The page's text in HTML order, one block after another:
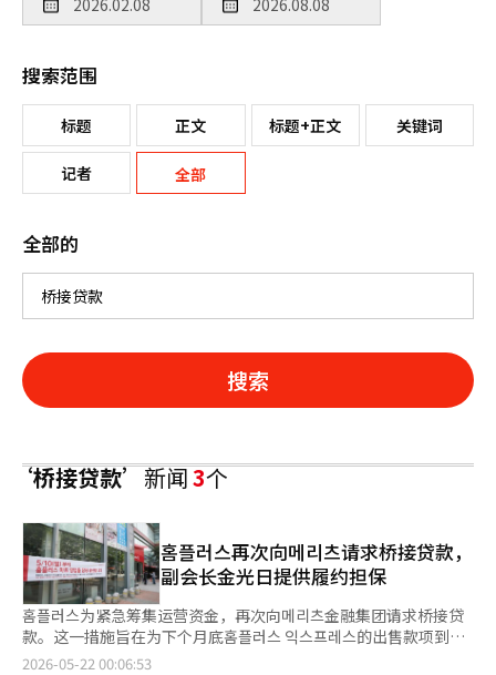
搜索范围
标题 正文 标题+正文 关键词
记者 全部
全部的
搜索
‘桥接贷款’新闻3个
홈플러스再次向메리츠请求桥接贷款，
副会长金光日提供履约担保
홈플러스为紧急筹集运营资金，再次向메리츠金融集团请求桥接贷
款。这一措施旨在为下个月底홈플러스 익스프레스的出售款项到位
之前，筹集大约一个月所需的运营资金。 홈플러스在21日表
2026-05-22 00:06:53